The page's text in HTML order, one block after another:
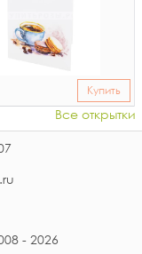
Купить
Все открытки
- 2026